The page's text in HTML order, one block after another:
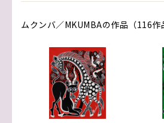
ムクンバ／MKUMBAの作品（116作